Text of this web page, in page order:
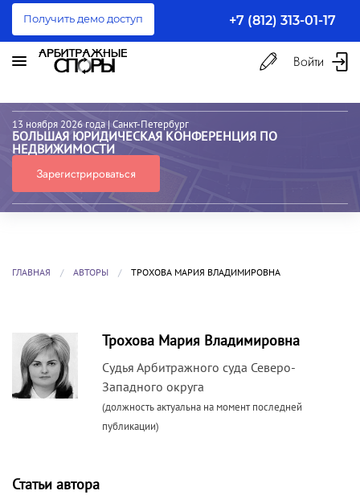
Получить демо доступ +7 (812) 313-01-17
Войти
13 ноября 2026 года | Санкт-Петербург
БОЛЬШАЯ ЮРИДИЧЕСКАЯ КОНФЕРЕНЦИЯ ПО
НЕДВИЖИМОСТИ
Зарегистрироваться
ГЛАВНАЯ АВТОРЫ ТРОХОВА МАРИЯ ВЛАДИМИРОВНА
Трохова Мария Владимировна
Судья Арбитражного суда Северо-
Западного округа
(должность актуальна на момент последней
публикации)
Статьи автора